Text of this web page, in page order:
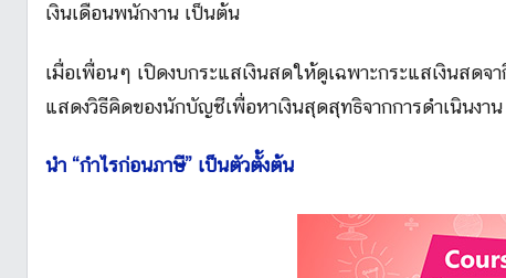
เงินเดือนพนักงาน เป็นต้น
เมื่อเพื่อนๆ เปิดงบกระแสเงินสดให้ดูเฉพาะกระแสเงินสดจ
แสดงวิธีคิดของนักบัญชีเพื่อหาเงินสุดสุทธิจากการดำเนินง
นำ “กำไรก่อนภาษี” เป็นตัวตั้งต้น